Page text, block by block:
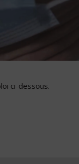
ci-dessous.